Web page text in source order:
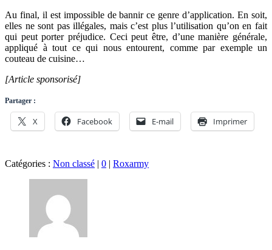
Au final, il est impossible de bannir ce genre d’application. En soit,
elles ne sont pas illégales, mais c’est plus l’utilisation qu’on en fait
qui peut porter préjudice. Ceci peut être, d’une manière générale,
appliqué à tout ce qui nous entourent, comme par exemple un
couteau de cuisine…
[Article sponsorisé]
Partager :
X Facebook E-mail Imprimer
Catégories : Non classé | 0 | Roxarmy